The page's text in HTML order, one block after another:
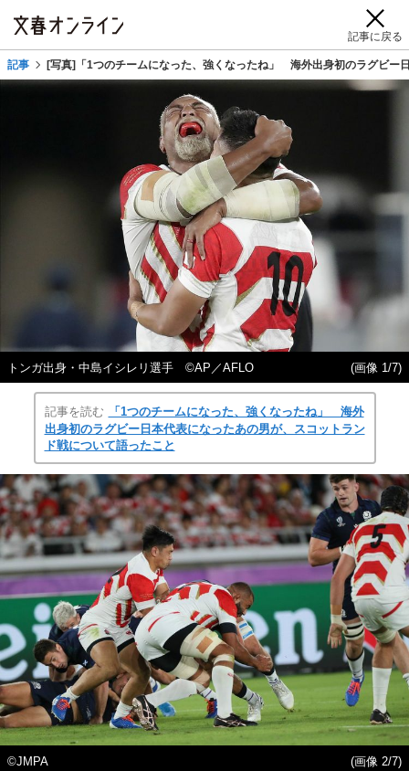
記事に戻る
記事 [写真]「1つのチームになった、強くなったね」 海外出身初のラグビー
トンガ出身・中島イシレリ選手 ©AP／AFLO (画像 1/7)
記事を読む
「1つのチームになった、強くなったね」 海外
出身初のラグビー日本代表になったあの男が、スコットラン
ド戦について語ったこと
©JMPA
(画像 2/7)